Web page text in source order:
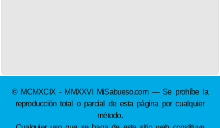
© MCMXCIX - MMXXVI MiSabueso.com — Se prohíbe la
reproducción total o parcial de esta página por cualquier
método.